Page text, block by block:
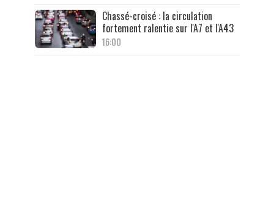
Chassé-croisé : la circulation
fortement ralentie sur l'A7 et l'A43
16:00